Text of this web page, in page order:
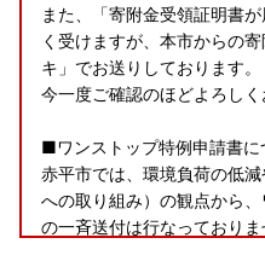
また、「寄附金受領証明書
く受けますが、本市からの
キ」でお送りしております。
今一度ご確認のほどよろしく
■ワンストップ特例申請書に
赤平市では、環境負荷の低
への取り組み）の観点から、
の一斉送付は行なっておりま